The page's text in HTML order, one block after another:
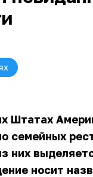
Штатах
семейных
них
носит